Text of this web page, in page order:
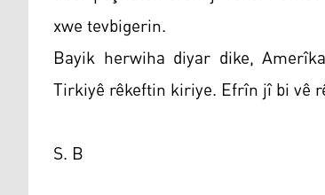
xwe tevbigerin.
Bayik herwiha diyar dike,
Tirkiyê rêkeftin kiriye. Efrîn jî bi vê
S. B